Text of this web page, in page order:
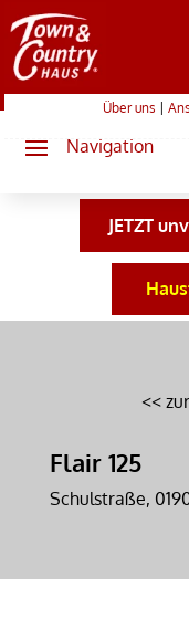
Über uns
JETZT
<<
Flair 125
Schulstraße,